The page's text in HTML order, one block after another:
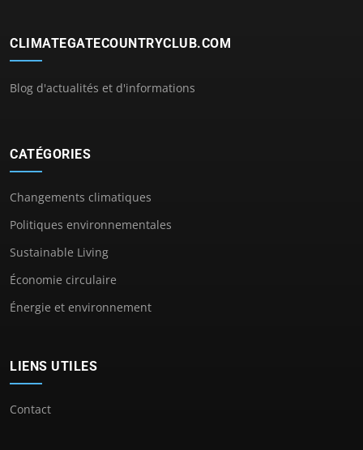
CLIMATEGATECOUNTRYCLUB.COM
Blog d'actualités et d'informations
CATÉGORIES
Changements climatiques
Politiques environnementales
Sustainable Living
Économie circulaire
Énergie et environnement
LIENS UTILES
Contact